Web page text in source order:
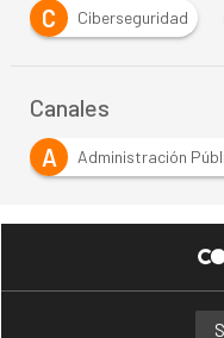
Ciberseguridad C
Canales
A
Administración